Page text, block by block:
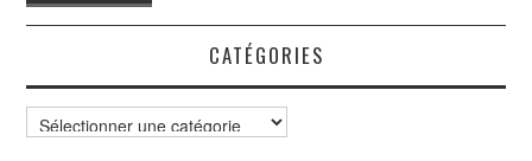
CATÉGORIES
Catégories